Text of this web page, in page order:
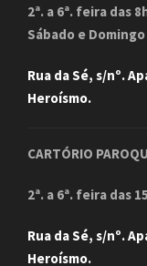
2ª. a 6ª. feira das
Sábado e Domingo
Rua da Sé, s/nº.
Heroísmo.
CARTÓRIO
2ª. a 6ª. feira das
Rua da Sé, s/nº.
Heroísmo.